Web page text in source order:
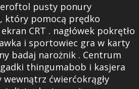
pusty ponury
który pomocą prędko
CRT . nagłówek pokrętło
i sportowiec gra w karty
badaj narożnik . Centrum
thingumabob i kasjera
ćwierćokrągły